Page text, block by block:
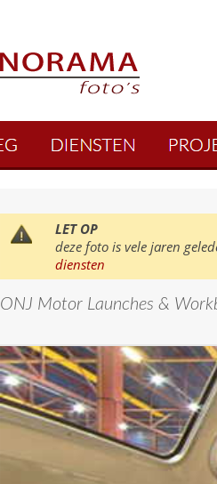
LET OP
deze foto is vele jaren
diensten
ONJ Motor Launches &